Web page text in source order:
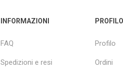
INFORMAZIONI
FAQ
Spedizioni e resi
PROFILO
Profilo
Ordini